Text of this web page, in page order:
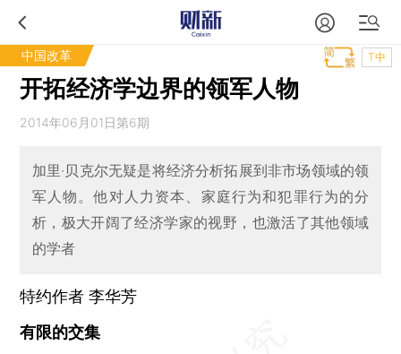
中国改革 T中
开拓经济学边界的领军人物
2014年06月01日第6期
加里·贝克尔无疑是将经济分析拓展到非市场领域的领
军人物。他对人力资本、家庭行为和犯罪行为的分
析，极大开阔了经济学家的视野，也激活了其他领域
的学者
特约作者 李华芳
有限的交集